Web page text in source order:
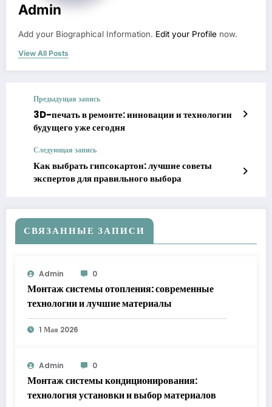
Admin
Add your Biographical Information. Edit your Profile now.
View All Posts
Предыдущая запись
3D-печать в ремонте: инновации и технологии
будущего уже сегодня
Следующая запись
Как выбрать гипсокартон: лучшие советы
экспертов для правильного выбора
СВЯЗАННЫЕ ЗАПИСИ
Admin 0
Монтаж системы отопления: современные
технологии и лучшие материалы
1 Мая 2026
Admin 0
Монтаж системы кондиционирования:
технология установки и выбор материалов